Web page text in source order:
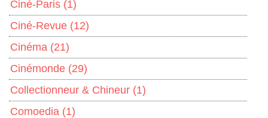
Ciné-Paris (1)
Ciné-Revue (12)
Cinéma (21)
Cinémonde (29)
Collectionneur & Chineur (1)
Comoedia (1)